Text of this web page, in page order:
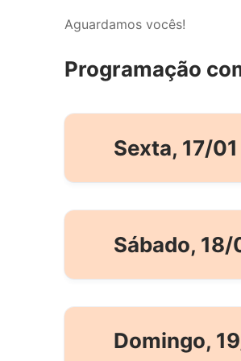
Aguardamos vocês!
Programação
Sexta, 17/01
18h - Abertura ao
19h -Grupo Todos Nós
22h - Bon Odori
Sábado, 18/
11h - Abertura ao
12h30 -Grupo Todos
Domingo,